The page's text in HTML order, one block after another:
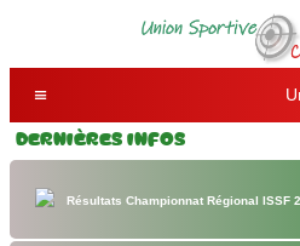
Dernières Infos
Résultats Championnat Régional ISSF